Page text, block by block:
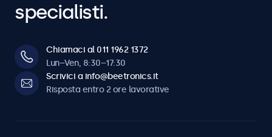
specialisti.
Chiamaci al 011 1962 1372
Lun–Ven, 8:30–17:30
Scrivici a info@beetronics.it
Risposta entro 2 ore lavorative